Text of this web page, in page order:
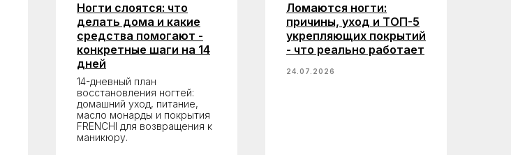
Ногти слоятся: что
делать дома и какие
средства помогают -
конкретные шаги на 14
дней
14-дневный план
восстановления ногтей:
домашний уход, питание,
масло монарды и покрытия
FRENCHI для возвращения к
маникюру.
Ломаются ногти:
причины, уход и ТОП-5
укрепляющих покрытий
- что реально работает
24.07.2026